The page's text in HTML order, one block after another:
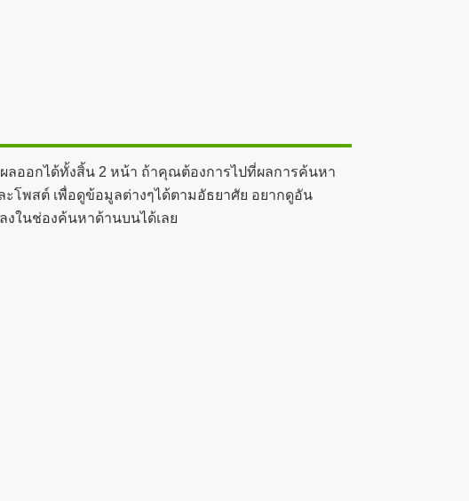
ลออกได้ทั้งสิ้น 2 หน้า ถ้าคุณต้องการไปที่ผลการค้นหา
พสต์ เพื่อดูข้อมูลต่างๆได้ตามอัธยาศัย อยากดูอัน
ในช่องค้นหาด้านบนได้เลย